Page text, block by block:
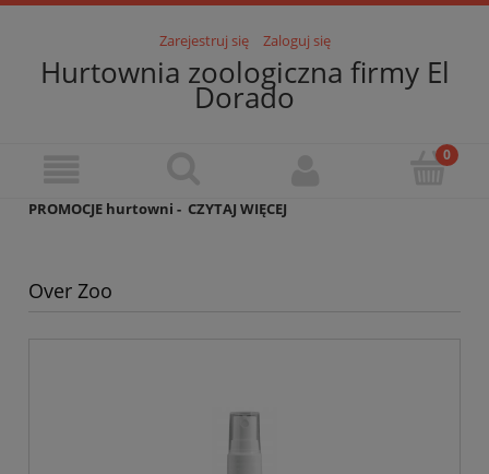
Zarejestruj się Zaloguj się
Hurtownia zoologiczna firmy El
Dorado
PROMOCJE hurtowni - CZYTAJ WIĘCEJ
Over Zoo